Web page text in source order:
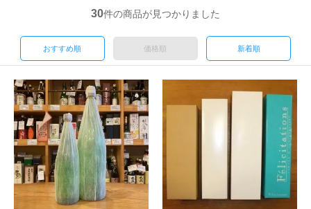
30件の商品が見つかりました
おすすめ順 価格順 新着順